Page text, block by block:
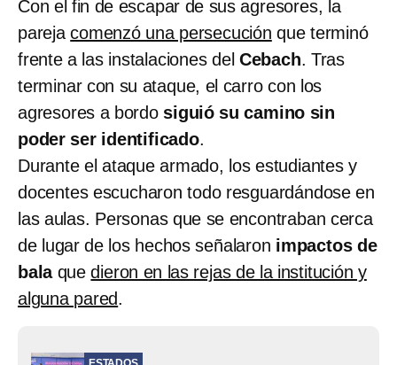
Con el fin de escapar de sus agresores, la
parejacomenzó una persecución que terminó
frente a las instalaciones del Cebach. Tras
terminar con su ataque, el carro con los
agresores a bordo siguió su camino sin
poder ser identificado.
Durante el ataque armado, los estudiantes y
docentes escucharon todo resguardándose en
las aulas. Personas que se encontraban cerca
de lugar de los hechos señalaron impactos de
balaquedieron en las rejas de la institución y
alguna pared.